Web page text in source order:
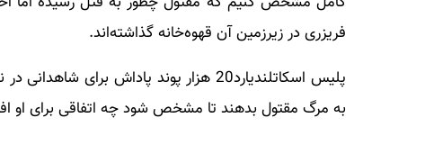
فریزری در زیرزمین آن قهوه‌خانه گذاشته‌اند.
پلیس اسکاتلندیارد20 هزار پوند پاداش
به مرگ مقتول بدهند تا مشخص شود چه اتفاقی برای او